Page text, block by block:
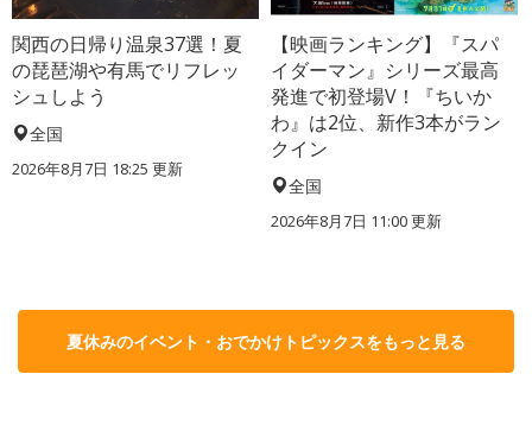
関西の日帰り温泉37選！夏
の琵琶湖や有馬でリフレッ
シュしよう
全国
2026年8月7日 18:25 更新
【映画ランキング】『スパ
イダーマン』シリーズ最高
発進で初登場V！『ちいか
わ』は2位、新作3本がラン
クイン
全国
2026年8月7日 11:00更新
夏休みのイベント・おでかけトピックスをもっと見る